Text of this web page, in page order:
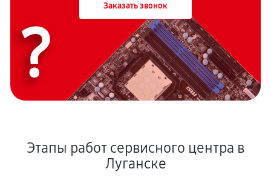
Заказать звонок
?
Этапы работ сервисного центра в
Луганске